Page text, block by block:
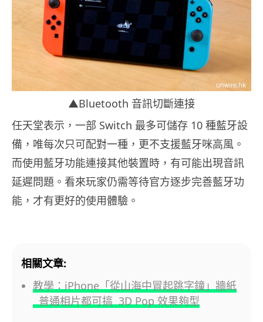
▲Bluetooth 音訊切斷連接
任天堂表示，一部 Switch 最多可儲存 10 種藍牙設
備，唯每次只可配對一種，更不支援藍牙咪高風。
而使用藍牙功能連接其他裝置時，有可能出現音訊
延遲問題。看來玩家仍需等待官方逐步完善藍牙功
能，才有更好的使用體驗。
相關文章:
教學：iPhone「從山海中冒起跳字鐘」牆紙
普通相片都可搞 3D Pop 效果夠型